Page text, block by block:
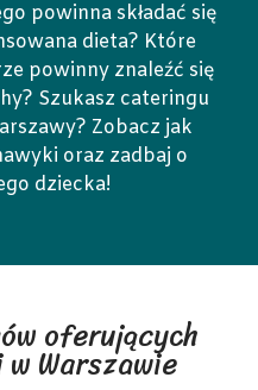
powinna składać się
dieta? Które
powinny znaleźć się
Szukasz cateringu
Zobacz jak
oraz zadbaj o
dziecka!
oferujących
Warszawie